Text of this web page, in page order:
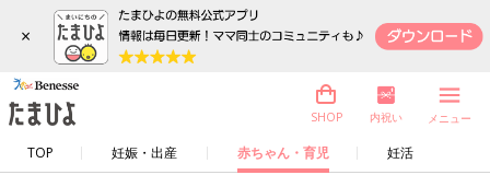
×
TOP 妊娠・出産 赤ちゃん・育児 妊活
SHOP 内祝い メニュー